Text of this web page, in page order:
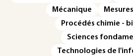
Mécanique
Procédés chimie -
Sciences
Technologies de